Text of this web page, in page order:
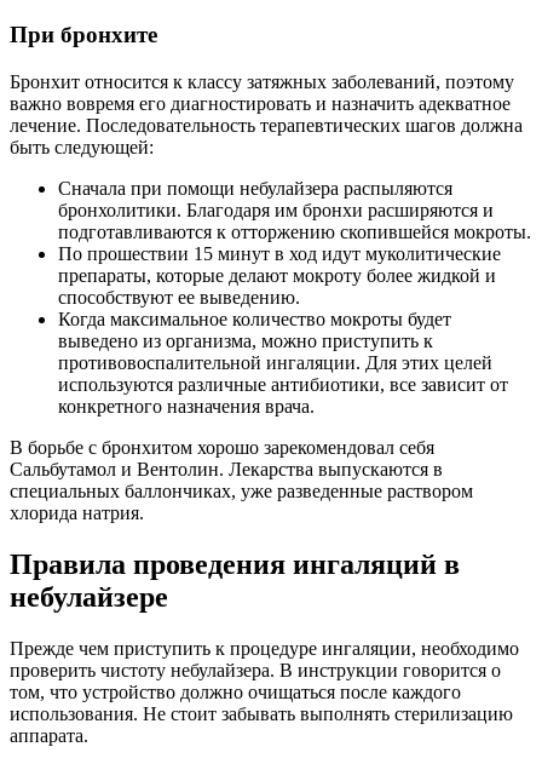
При бронхите
Бронхит относится к классу затяжных заболеваний, поэтому
важно вовремя его диагностировать и назначить адекватное
лечение. Последовательность терапевтических шагов должна
быть следующей:
Сначала при помощи небулайзера распыляются
бронхолитики. Благодаря им бронхи расширяются и
подготавливаются к отторжению скопившейся мокроты.
По прошествии 15 минут в ход идут муколитические
препараты, которые делают мокроту более жидкой и
способствуют ее выведению.
Когда максимальное количество мокроты будет
выведено из организма, можно приступить к
противовоспалительной ингаляции. Для этих целей
используются различные антибиотики, все зависит от
конкретного назначения врача.
В борьбе с бронхитом хорошо зарекомендовал себя
Сальбутамол и Вентолин. Лекарства выпускаются в
специальных баллончиках, уже разведенные раствором
хлорида натрия.
Правила проведения ингаляций в
небулайзере
Прежде чем приступить к процедуре ингаляции, необходимо
проверить чистоту небулайзера. В инструкции говорится о
том, что устройство должно очищаться после каждого
использования. Не стоит забывать выполнять стерилизацию
аппарата.